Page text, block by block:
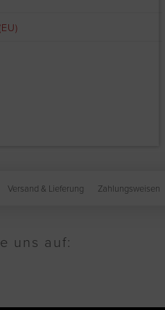
Versand & Lieferung Zahlungsweisen
uns auf: